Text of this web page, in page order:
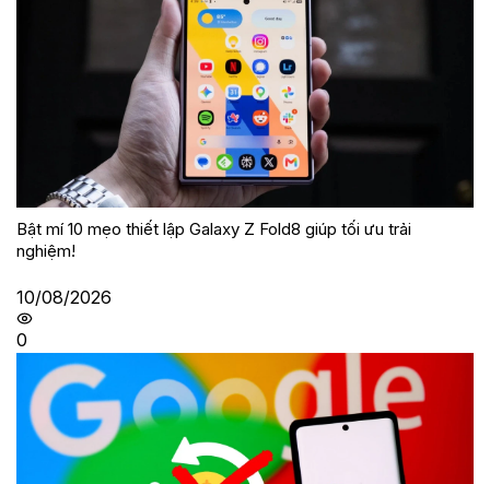
Bật mí 10 mẹo thiết lập Galaxy Z Fold8 giúp tối ưu trải
nghiệm!
10/08/2026
0